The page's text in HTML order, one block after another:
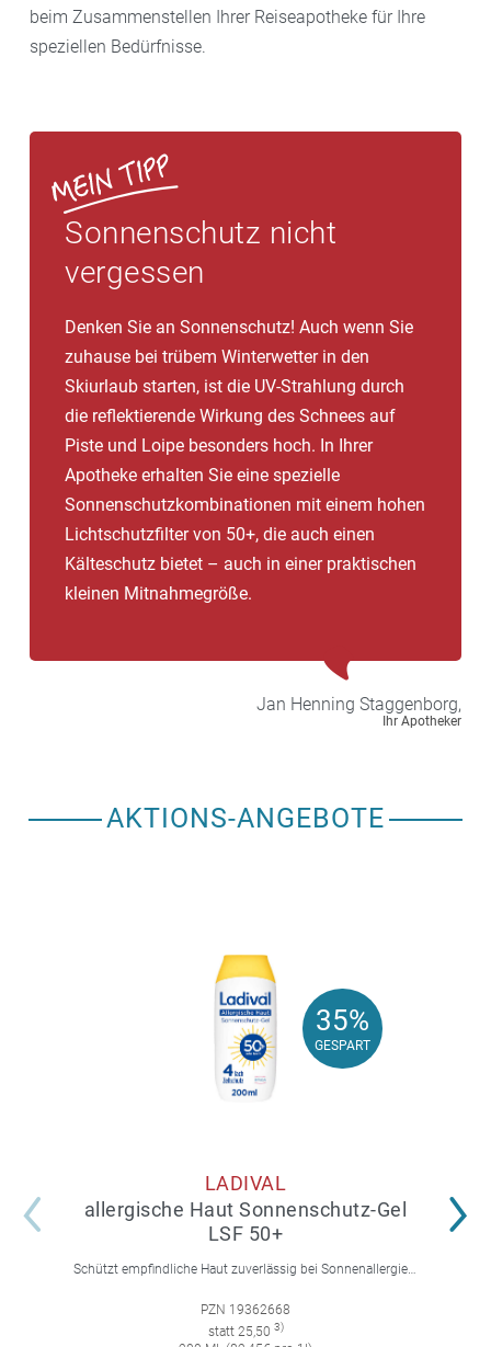
beim Zusammenstellen Ihrer Reiseapotheke für Ihre
speziellen Bedürfnisse.
Sonnenschutz nicht
vergessen
Denken Sie an Sonnenschutz! Auch wenn Sie
zuhause bei trübem Winterwetter in den
Skiurlaub starten, ist die UV-Strahlung durch
die reflektierende Wirkung des Schnees auf
Piste und Loipe besonders hoch. In Ihrer
Apotheke erhalten Sie eine spezielle
Sonnenschutzkombinationen mit einem hohen
Lichtschutzfilter von 50+, die auch einen
Kälteschutz bietet – auch in einer praktischen
kleinen Mitnahmegröße.
Jan Henning Staggenborg,
Ihr Apotheker
AKTIONS-ANGEBOTE
35%
GESPART
35%
GESPART
LADIVAL
allergische Haut Sonnenschutz-Gel
LSF 50+
Schützt empfindliche Haut zuverlässig bei Sonnenallergie und Mallorca-Akne. Mit 4-fach Zellschutz und einer leichten, nicht fettenden Gel-Formel.
PZN 19362668
statt 25,50 3)